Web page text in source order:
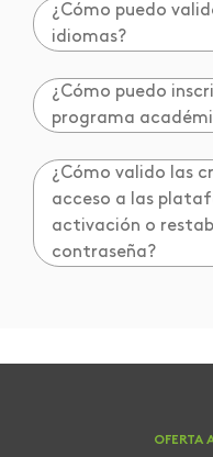
¿Cómo puedo
idiomas?
¿Cómo puedo
programa
¿Cómo valido las
acceso a las
activación o
contraseña?
OFERTA